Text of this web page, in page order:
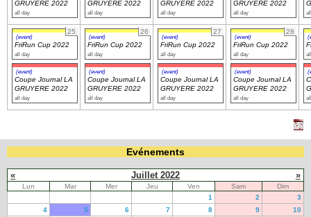
GRUYERE 2022
all day
GRUYERE 2022
all day
GRUYERE 2022
all day
GRUYERE 2022
all day
25
(event)
FriRun Cup 2022
all day
(event)
Coupe Journal LA
GRUYERE 2022
all day
26
(event)
FriRun Cup 2022
all day
(event)
Coupe Journal LA
GRUYERE 2022
all day
27
(event)
FriRun Cup 2022
all day
(event)
Coupe Journal LA
GRUYERE 2022
all day
28
(event)
FriRun Cup 2022
all day
(event)
Coupe Journal LA
GRUYERE 2022
all day
Evénements
« Juillet 2022 »
Lun Mar Mer Jeu Ven Sam
Dim
1
2
3
4
5 6 7 8 9
10